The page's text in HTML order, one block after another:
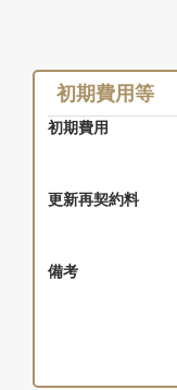
初期費用等
初期費用
更新再契約料
備考